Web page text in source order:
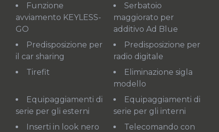
Funzione
avviamento KEYLESS-
GO
Serbatoio
maggiorato per
additivo Ad Blue
Predisposizione per
il car sharing
Predisposizione per
radio digitale
Tirefit
Eliminazione sigla
modello
Equipaggiamenti di
serie per gli esterni
Equipaggiamenti di
serie per gli interni
Inserti in look nero
Telecomando con